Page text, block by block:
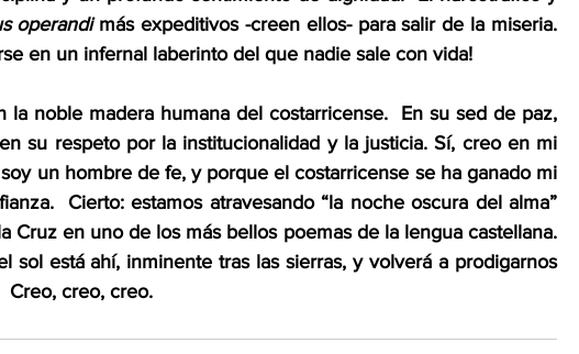
operandi más expeditivos -creen ellos- para salir de la miseria.
en un infernal laberinto del que nadie sale con vida!
la noble madera humana del costarricense.  En su sed de paz,
su respeto por la institucionalidad y la justicia. Sí, creo en mi
un hombre de fe, y porque el costarricense se ha ganado mi
Cierto: estamos atravesando “la noche oscura del alma”
Cruz en uno de los más bellos poemas de la lengua castellana.
sol está ahí, inminente tras las sierras, y volverá a prodigarnos
Creo, creo, creo.